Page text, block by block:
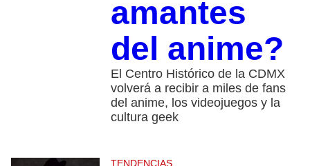
amantes
del anime?
El Centro Histórico de la CDMX
volverá a recibir a miles de fans
del anime, los videojuegos y la
cultura geek
TENDENCIAS